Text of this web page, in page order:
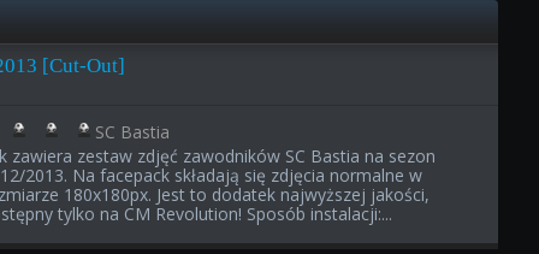
[Cut-Out]
SC Bastia
zawiera zestaw zdjęć zawodników SC Bastia na sezon
2013. Na facepack składają się zdjęcia normalne w
180x180px. Jest to dodatek najwyższej jakości,
tylko na CM Revolution! Sposób instalacji:...